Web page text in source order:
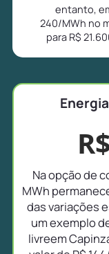
entanto,
240/MWh no
para R$
Na opção de
MWh
das variações
um exemplo
livreem